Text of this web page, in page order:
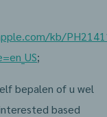
kb/
;
bepalen of u wel
based